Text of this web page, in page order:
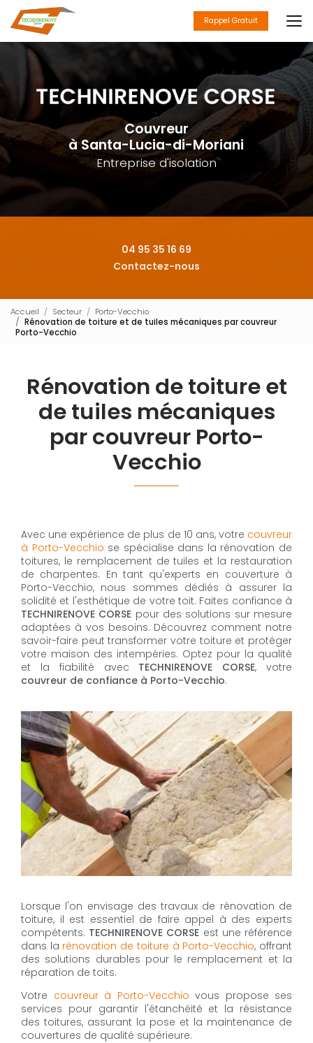
au
contenu
principal
Rappel Gratuit
Couvreur
à Santa-Lucia-di-Moriani
Entreprise d'isolation
04 95 35 16 69
Contactez-nous
Accueil Secteur
Porto-Vecchio
Rénovation de toiture et de tuiles mécaniques par couvreur
Porto-Vecchio
Rénovation de toiture et
de tuiles mécaniques
par couvreur Porto-
Vecchio
Avec une expérience de plus de 10 ans, votre couvreur
à Porto-Vecchio se spécialise dans la rénovation de
toitures, le remplacement de tuiles et la restauration
de charpentes. En tant qu'experts en couverture à
Porto-Vecchio, nous sommes dédiés à assurer la
solidité et l'esthétique de votre toit. Faites confiance à
TECHNIRENOVE CORSE pour des solutions sur mesure
adaptées à vos besoins. Découvrez comment notre
savoir-faire peut transformer votre toiture et protéger
votre maison des intempéries. Optez pour la qualité
et la fiabilité avec TECHNIRENOVE CORSE, votre
couvreur de confiance à Porto-Vecchio.
Lorsque l'on envisage des travaux de rénovation de
toiture, il est essentiel de faire appel à des experts
compétents. TECHNIRENOVE CORSE est une référence
dans la rénovation de toiture à Porto-Vecchio, offrant
des solutions durables pour le remplacement et la
réparation de toits.
Votre couvreur à Porto-Vecchio vous propose ses
services pour garantir l'étanchéité et la résistance
des toitures, assurant la pose et la maintenance de
couvertures de qualité supérieure.